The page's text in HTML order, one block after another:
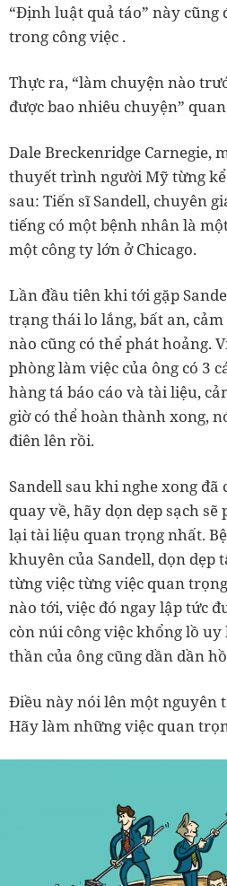
“Định luật quả táo” này cũng
trong công việc .
Thực ra, “làm chuyện nào
được bao nhiêu chuyện”
Dale Breckenridge Carnegie,
thuyết trình người Mỹ từng
sau: Tiến sĩ Sandell, chuyên
tiếng có một bệnh nhân là
một công ty lớn ở Chicago.
Lần đầu tiên khi tới gặp
trạng thái lo lắng, bất an,
nào cũng có thể phát hoảng.
phòng làm việc của ông có 3
hàng tá báo cáo và tài liệu,
giờ có thể hoàn thành xong,
điên lên rồi.
Sandell sau khi nghe xong
quay về, hãy dọn dẹp sạch sẽ
lại tài liệu quan trọng nhất.
khuyên của Sandell, dọn dẹp
từng việc từng việc quan
nào tới, việc đó ngay lập tức
còn núi công việc khổng lồ
thần của ông cũng dần dần
Điều này nói lên một nguyên
Hãy làm những việc quan